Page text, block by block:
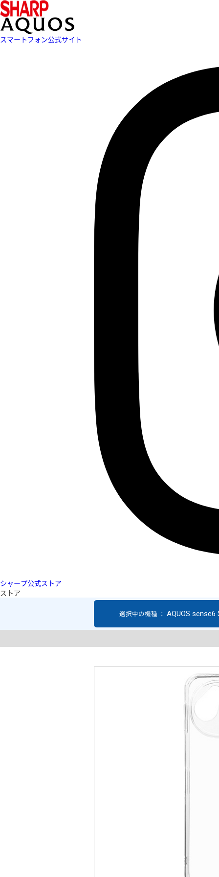
スマートフォン公式サイト
シャープ公式ストア
ストア
選択中の機種 ： AQUOS sense6